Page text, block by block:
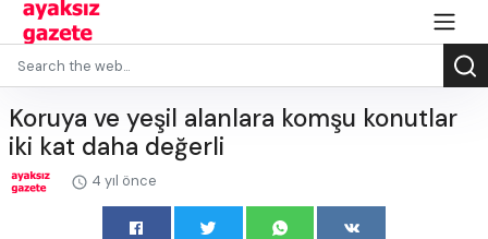
Koruya ve yeşil alanlara komşu konutlar
iki kat daha değerli
4 yıl önce